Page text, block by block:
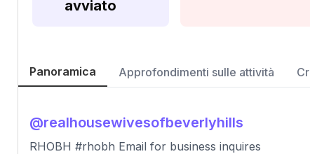
avviato
Panoramica Approfondimenti sulle attività
@realhousewivesofbeverlyhills
RHOBH #rhobh Email for business inquires